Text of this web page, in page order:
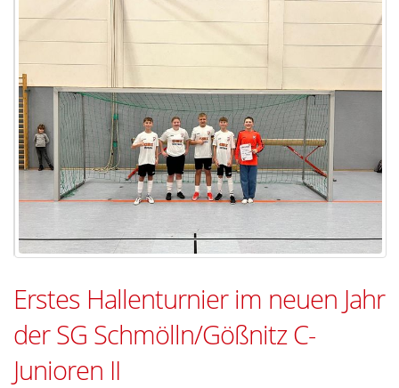
Erstes Hallenturnier im neuen Jahr
der SG Schmölln/Gößnitz C-
Junioren II